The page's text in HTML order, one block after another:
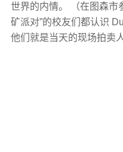
世界的内情。 （在图森市
矿派对”的校友们都认识
他们就是当天的现场拍卖人